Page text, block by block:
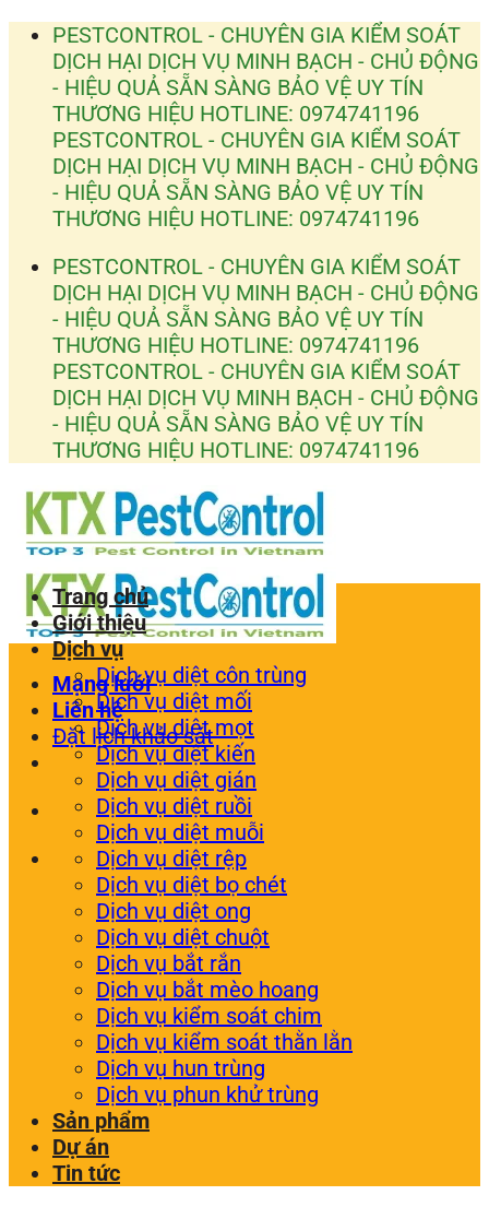
Bỏ
dung
PESTCONTROL - CHUYÊN GIA KIỂM SOÁT
DỊCH HẠI DỊCH VỤ MINH BẠCH - CHỦ ĐỘNG
- HIỆU QUẢ SẴN SÀNG BẢO VỆ UY TÍN
THƯƠNG HIỆU HOTLINE: 0974741196
PESTCONTROL - CHUYÊN GIA KIỂM SOÁT
DỊCH HẠI DỊCH VỤ MINH BẠCH - CHỦ ĐỘNG
- HIỆU QUẢ SẴN SÀNG BẢO VỆ UY TÍN
THƯƠNG HIỆU HOTLINE: 0974741196
PESTCONTROL - CHUYÊN GIA KIỂM SOÁT
DỊCH HẠI DỊCH VỤ MINH BẠCH - CHỦ ĐỘNG
- HIỆU QUẢ SẴN SÀNG BẢO VỆ UY TÍN
THƯƠNG HIỆU HOTLINE: 0974741196
PESTCONTROL - CHUYÊN GIA KIỂM SOÁT
DỊCH HẠI DỊCH VỤ MINH BẠCH - CHỦ ĐỘNG
- HIỆU QUẢ SẴN SÀNG BẢO VỆ UY TÍN
THƯƠNG HIỆU HOTLINE: 0974741196
Mạng lưới
Liên hệ
Đặt lịch khảo sát
Trang chủ
Giới thiệu
Dịch vụ
Dịch vụ diệt côn trùng
Dịch vụ diệt mối
Dịch vụ diệt mọt
Dịch vụ diệt kiến
Dịch vụ diệt gián
Dịch vụ diệt ruồi
Dịch vụ diệt muỗi
Dịch vụ diệt rệp
Dịch vụ diệt bọ chét
Dịch vụ diệt ong
Dịch vụ diệt chuột
Dịch vụ bắt rắn
Dịch vụ bắt mèo hoang
Dịch vụ kiểm soát chim
Dịch vụ kiểm soát thằn lằn
Dịch vụ hun trùng
Dịch vụ phun khử trùng
Sản phẩm
Dự án
Tin tức